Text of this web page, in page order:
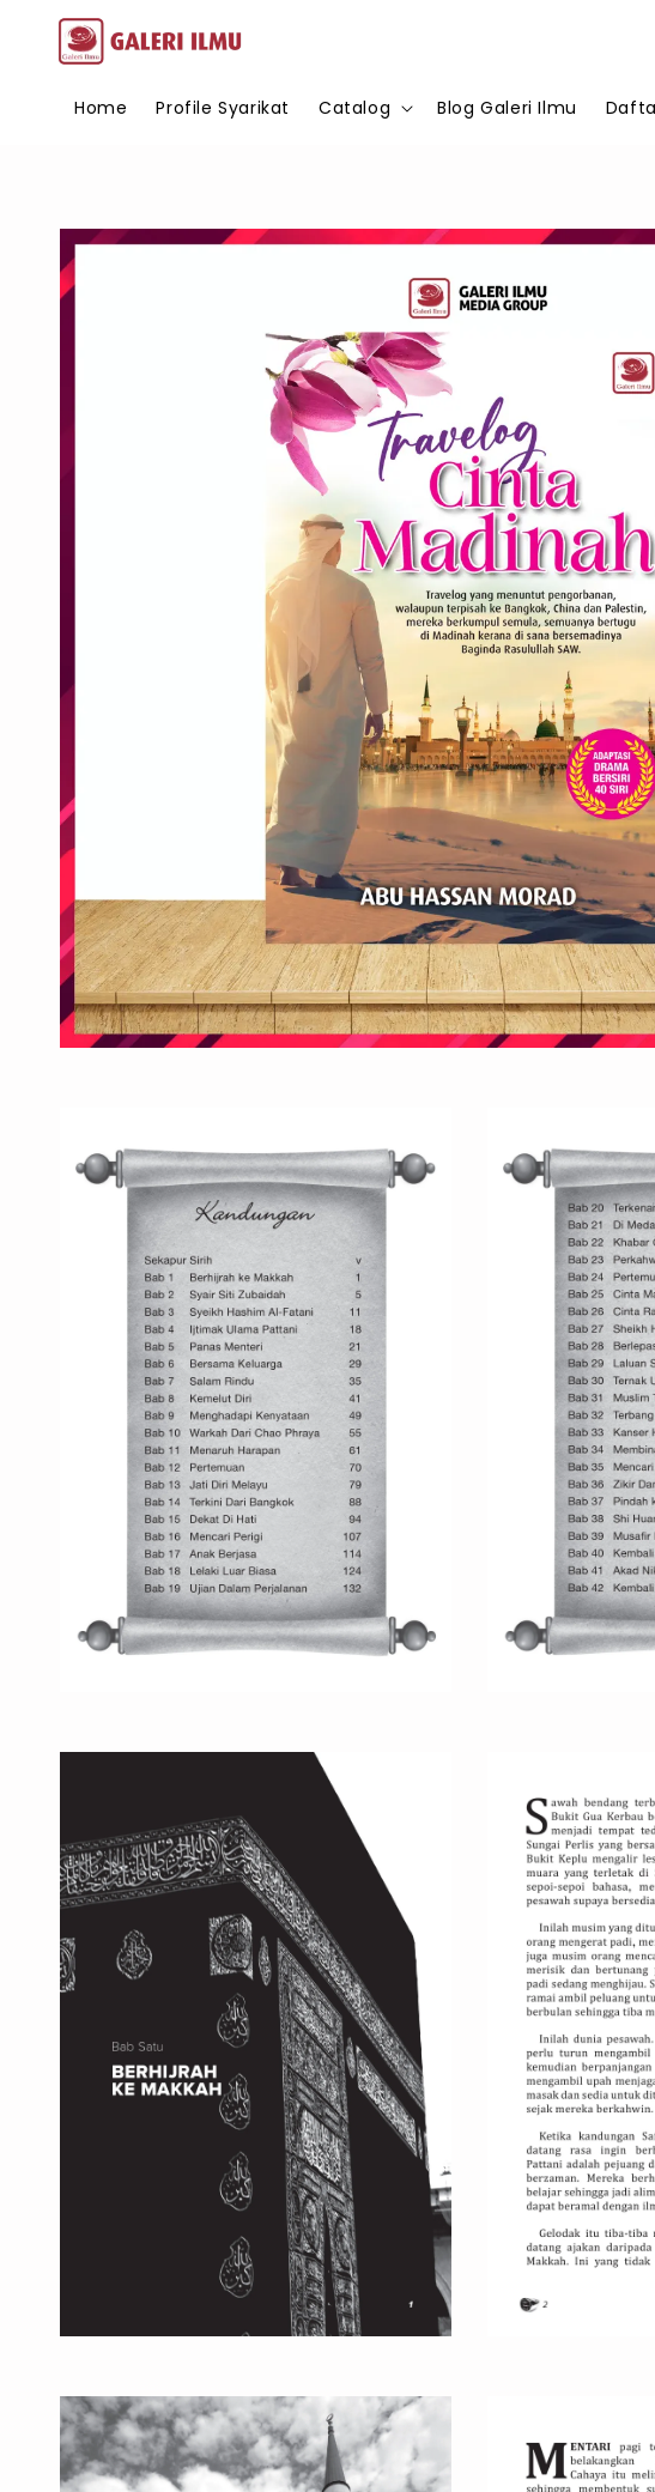
Home Profile Syarikat Catalog Blog Galeri Ilmu